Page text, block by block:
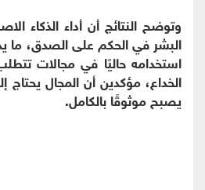
وتوضح النتائج أن أداء الذكاء
البشر في الحكم على الصدق، ما
استخدامه حاليًا في مجالات
الخداع، مؤكدين أن المجال
يصبح موثوقًا بالكامل.